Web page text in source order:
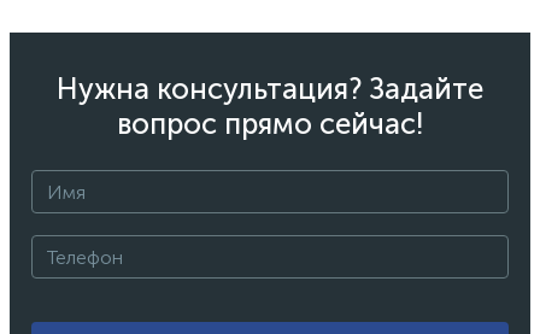
Нужна консультация? Задайте
вопрос прямо сейчас!